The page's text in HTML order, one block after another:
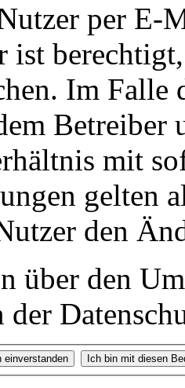
per E-
ist
Im Falle
Betreiber
mit
gelten
den
über den
der